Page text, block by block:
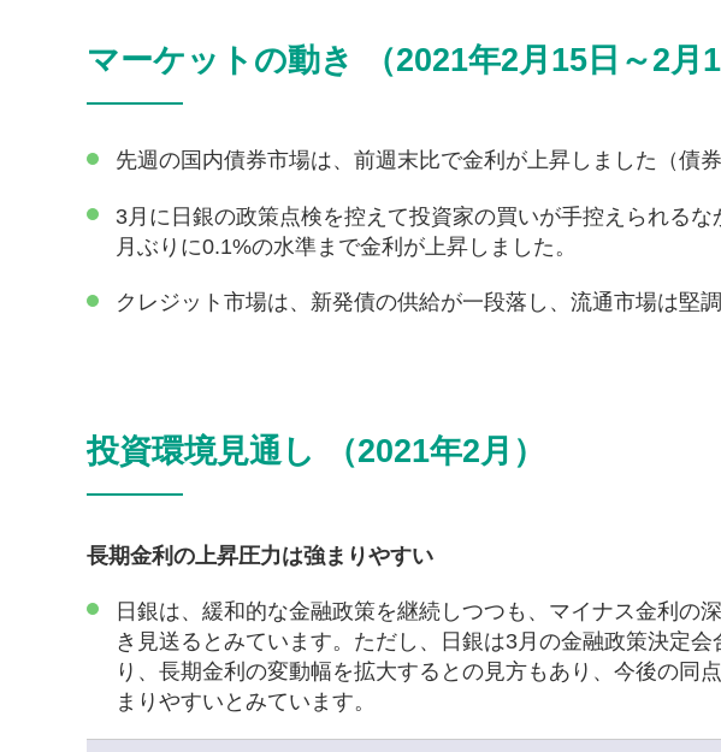
マーケットの動き （2021年2月15日～2月
先週の国内債券市場は、前週末比で金利が上昇しました（債券
3月に日銀の政策点検を控えて投資家の買いが手控えられる
月ぶりに0.1%の水準まで金利が上昇しました。
クレジット市場は、新発債の供給が一段落し、流通市場は堅
投資環境見通し （2021年2月）
長期金利の上昇圧力は強まりやすい
日銀は、緩和的な金融政策を継続しつつも、マイナス金利の
き見送るとみています。ただし、日銀は3月の金融政策決定
り、長期金利の変動幅を拡大するとの見方もあり、今後の同
まりやすいとみています。